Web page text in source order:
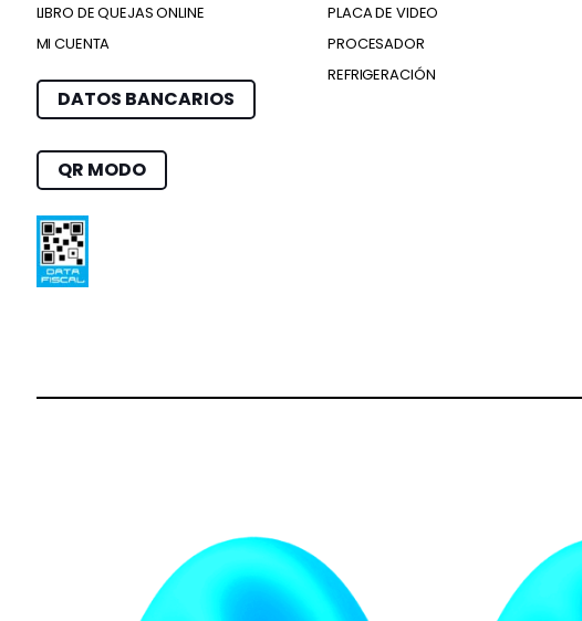
LIBRO DE QUEJAS ONLINE
MI CUENTA
DATOS BANCARIOS
QR MODO
PLACA DE VIDEO
PROCESADOR
REFRIGERACIÓN